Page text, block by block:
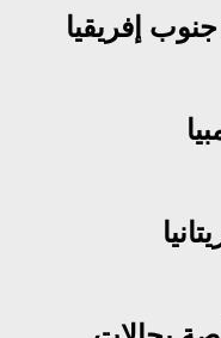
إفريقيا